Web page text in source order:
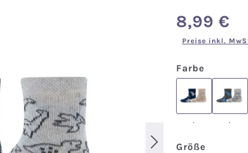
Regulärer Preis:
8,99 €
Preise inkl.
Farbe
.
.
Größe